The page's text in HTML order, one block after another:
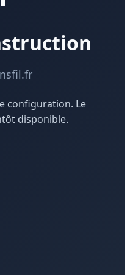
configuration. Le
disponible.